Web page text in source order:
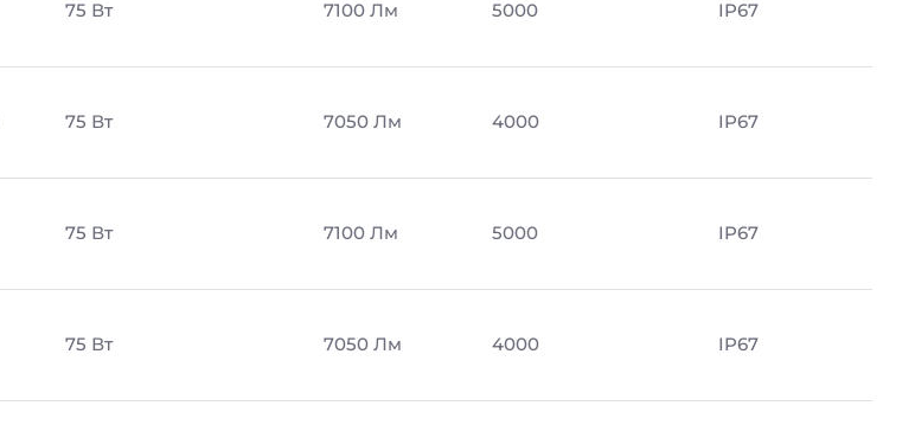
75 Вт 7100 Лм 5000 IP67
75 Вт 7050 Лм 4000 IP67
75 Вт 7100 Лм 5000 IP67
75 Вт 7050 Лм 4000 IP67